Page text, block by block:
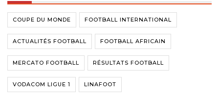
COUPE DU MONDE FOOTBALL INTERNATIONAL
ACTUALITÉS FOOTBALL FOOTBALL AFRICAIN
MERCATO FOOTBALL RÉSULTATS FOOTBALL
VODACOM LIGUE 1 LINAFOOT